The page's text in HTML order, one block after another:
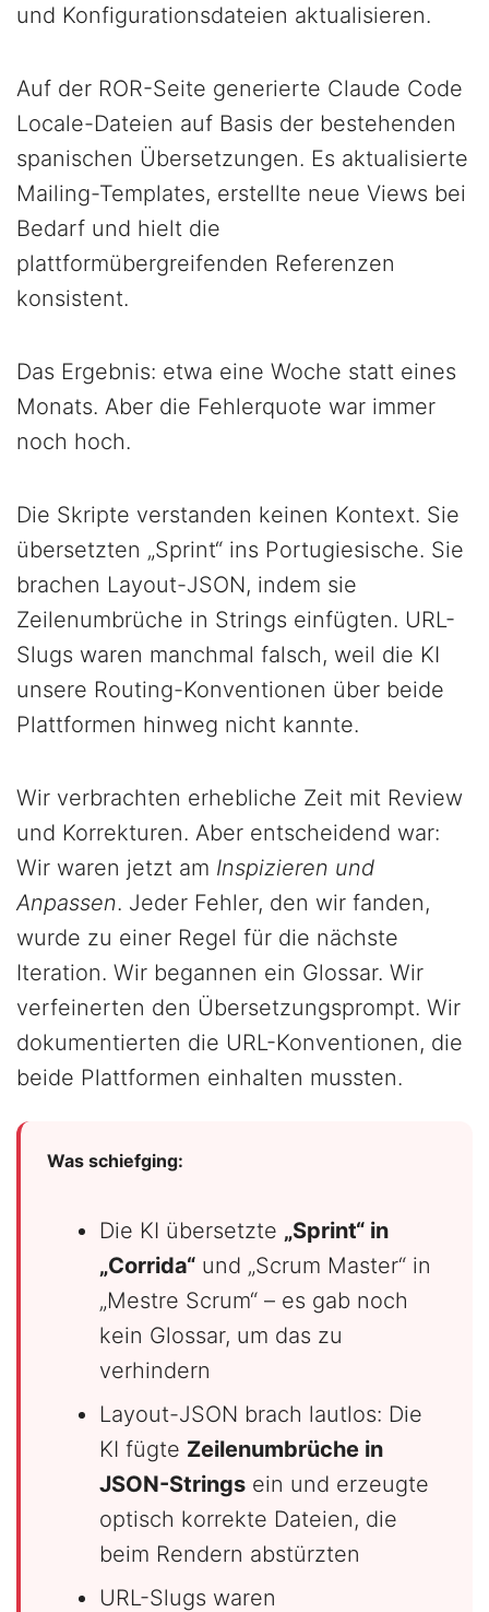
und Konfigurationsdateien aktualisieren.
Auf der ROR-Seite generierte Claude Code
Locale-Dateien auf Basis der bestehenden
spanischen Übersetzungen. Es aktualisierte
Mailing-Templates, erstellte neue Views bei
Bedarf und hielt die
plattformübergreifenden Referenzen
konsistent.
Das Ergebnis: etwa eine Woche statt eines
Monats. Aber die Fehlerquote war immer
noch hoch.
Die Skripte verstanden keinen Kontext. Sie
übersetzten „Sprint“ ins Portugiesische. Sie
brachen Layout-JSON, indem sie
Zeilenumbrüche in Strings einfügten. URL-
Slugs waren manchmal falsch, weil die KI
unsere Routing-Konventionen über beide
Plattformen hinweg nicht kannte.
Wir verbrachten erhebliche Zeit mit Review
und Korrekturen. Aber entscheidend war:
Wir waren jetzt am Inspizieren und
Anpassen. Jeder Fehler, den wir fanden,
wurde zu einer Regel für die nächste
Iteration. Wir begannen ein Glossar. Wir
verfeinerten den Übersetzungsprompt. Wir
dokumentierten die URL-Konventionen, die
beide Plattformen einhalten mussten.
Was schiefging:
Die KI übersetzte „Sprint“ in
„Corrida“ und „Scrum Master“ in
„Mestre Scrum“ – es gab noch
kein Glossar, um das zu
verhindern
Layout-JSON brach lautlos: Die
KI fügte Zeilenumbrüche in
JSON-Strings ein und erzeugte
optisch korrekte Dateien, die
beim Rendern abstürzten
URL-Slugs waren